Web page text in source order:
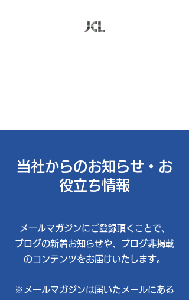
当社からのお知らせ・お
役立ち情報
​メールマガジンにご登録頂くことで、
ブログの新着お知らせや、ブログ非掲載
のコンテンツをお届けいたします。
※メールマガジンは届いたメールにある